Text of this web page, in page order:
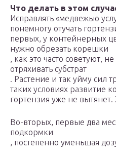
Что делать в этом
Исправлять «медвежью
понемногу отучать
первых, у контейнерных
нужно обрезать корешки
, как это часто советуют,
отряхивать субстрат
. Растение и так уйму сил
таких условиях развитие
гортензия уже не вытянет.
Во-вторых, первые два
подкормки
, постепенно уменьшая